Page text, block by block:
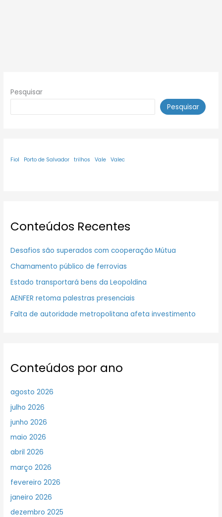
Pesquisar
Pesquisar
Fiol Porto de Salvador trilhos Vale Valec
Conteúdos Recentes
Desafios são superados com cooperação Mútua
Chamamento público de ferrovias
Estado transportará bens da Leopoldina
AENFER retoma palestras presenciais
Falta de autoridade metropolitana afeta investimento
Conteúdos por ano
agosto 2026
julho 2026
junho 2026
maio 2026
abril 2026
março 2026
fevereiro 2026
janeiro 2026
dezembro 2025